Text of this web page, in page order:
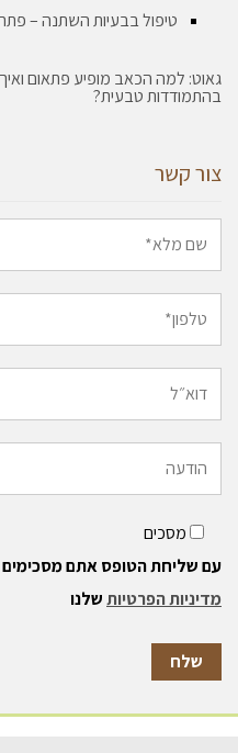
טיפול בבעיות השתנה –
גאוט: למה הכאב מופיע פתאום ואיך
בהתמודדות טבעית?
צור קשר
מסכים
עם שליחת הטופס אתם
מדיניות הפרטיותשלנו